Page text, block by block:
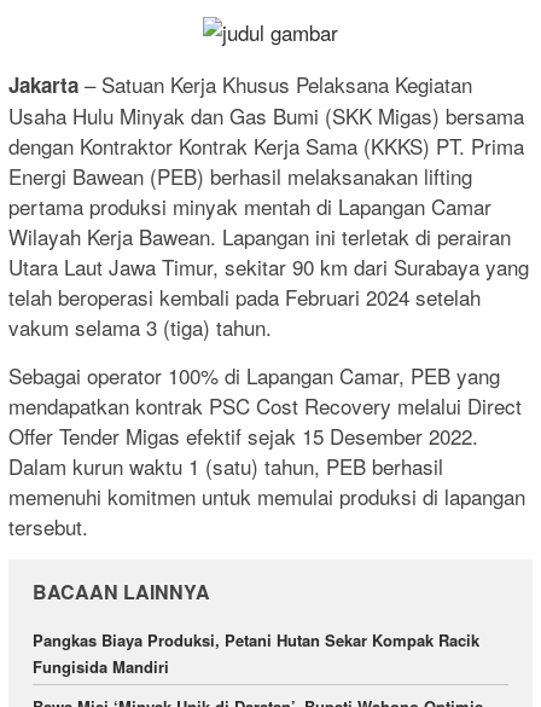
Jakarta – Satuan Kerja Khusus Pelaksana Kegiatan
Usaha Hulu Minyak dan Gas Bumi (SKK Migas) bersama
dengan Kontraktor Kontrak Kerja Sama (KKKS) PT. Prima
Energi Bawean (PEB) berhasil melaksanakan lifting
pertama produksi minyak mentah di Lapangan Camar
Wilayah Kerja Bawean. Lapangan ini terletak di perairan
Utara Laut Jawa Timur, sekitar 90 km dari Surabaya yang
telah beroperasi kembali pada Februari 2024 setelah
vakum selama 3 (tiga) tahun.
Sebagai operator 100% di Lapangan Camar, PEB yang
mendapatkan kontrak PSC Cost Recovery melalui Direct
Offer Tender Migas efektif sejak 15 Desember 2022.
Dalam kurun waktu 1 (satu) tahun, PEB berhasil
memenuhi komitmen untuk memulai produksi di lapangan
tersebut.
BACAAN LAINNYA
Pangkas Biaya Produksi, Petani Hutan Sekar Kompak Racik
Fungisida Mandiri